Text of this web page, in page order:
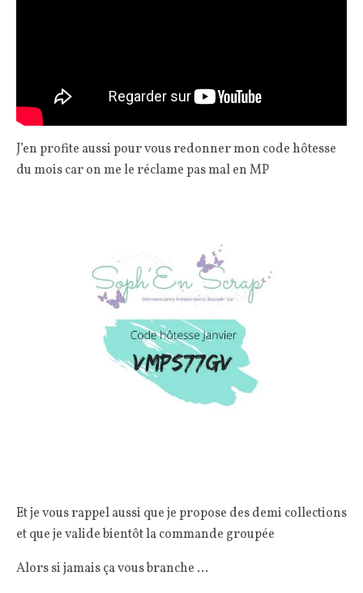
J’en profite aussi pour vous redonner mon code hôtesse
du mois car on me le réclame pas mal en MP
Et je vous rappel aussi que je propose des demi collections
et que je valide bientôt la commande groupée
Alors si jamais ça vous branche …